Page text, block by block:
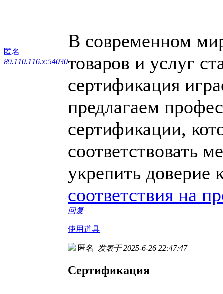
匿名
89.110.116.x:54030
В современном
товаров и услуг
сертификация
предлагаем
сертификации,
соответствовать
укрепить доверие
соответствия на
回复
使用道具
匿名 发表于 2025-6-26 22:47:47
Сертификация